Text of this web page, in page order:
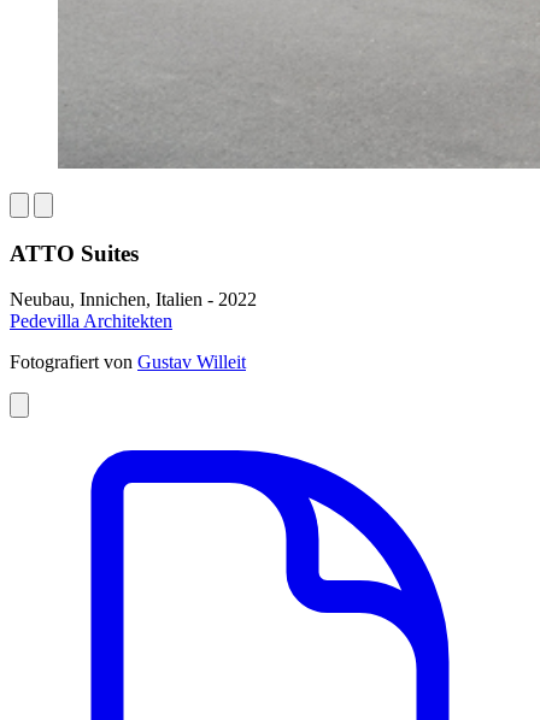
ATTO Suites
Neubau, Innichen, Italien - 2022
Pedevilla Architekten
Fotografiert von Gustav Willeit